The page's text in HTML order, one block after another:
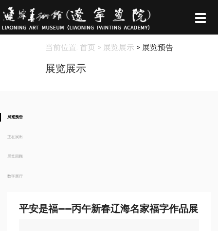
当前位置: 首页 > 展览展示 > 展览预告
展览展示
展览预告
正在展出
展览回顾
数字展厅
平安是福——丙午新春辽海名家福字作品展